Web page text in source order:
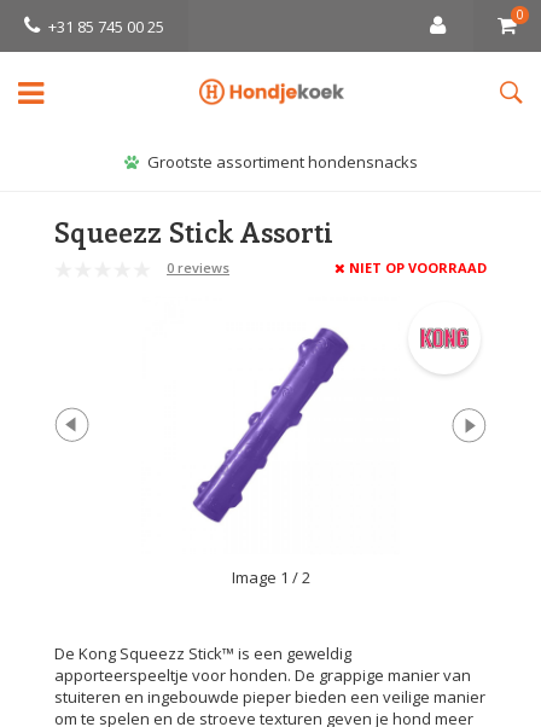
+31 85 745 00 25
0
Grootste assortiment hondensnacks
Squeezz Stick Assorti
0 reviews NIET OP VOORRAAD
Image 1 / 2
De Kong Squeezz Stick™ is een geweldig
apporteerspeeltje voor honden. De grappige manier van
stuiteren en ingebouwde pieper bieden een veilige manier
om te spelen en de stroeve texturen geven je hond meer